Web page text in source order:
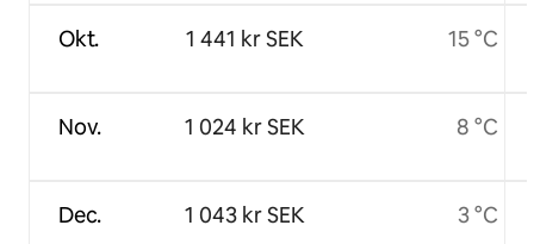
Okt.
Nov.
Dec.
1 441 kr SEK
1 024 kr SEK
1 043 kr SEK
15 °C
8 °C
3 °C